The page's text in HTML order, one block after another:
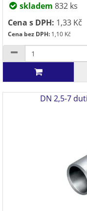
skladem 832 ks
Cena s DPH: 1,33 Kč
Cena bez DPH: 1,10 Kč
DN 2,5-7